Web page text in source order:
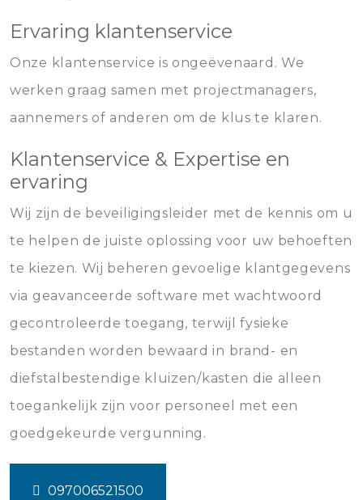
Ervaring klantenservice
Onze klantenservice is ongeëvenaard. We
werken graag samen met projectmanagers,
aannemers of anderen om de klus te klaren.
Klantenservice & Expertise en
ervaring
Wij zijn de beveiligingsleider met de kennis om u
te helpen de juiste oplossing voor uw behoeften
te kiezen. Wij beheren gevoelige klantgegevens
via geavanceerde software met wachtwoord
gecontroleerde toegang, terwijl fysieke
bestanden worden bewaard in brand- en
diefstalbestendige kluizen/kasten die alleen
toegankelijk zijn voor personeel met een
goedgekeurde vergunning.
097006521500